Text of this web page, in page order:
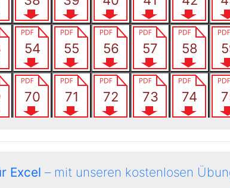
Excel – mit unseren kostenlosen